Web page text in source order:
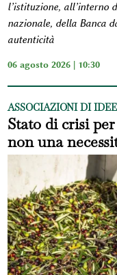
l’istituzione, all’interno
nazionale, della Banca
autenticità
06 agosto 2026 | 10:30
ASSOCIAZIONI DI IDEE
Stato di crisi
non una